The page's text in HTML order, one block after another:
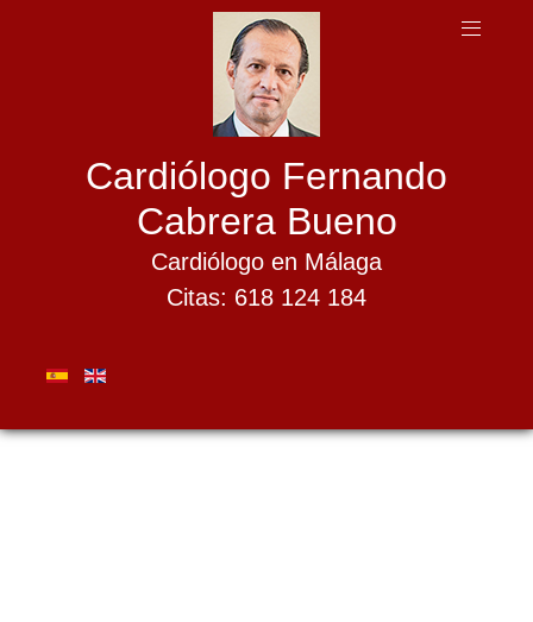
Cardiólogo Fernando
Cabrera Bueno
Cardiólogo en Málaga
Citas: 618 124 184